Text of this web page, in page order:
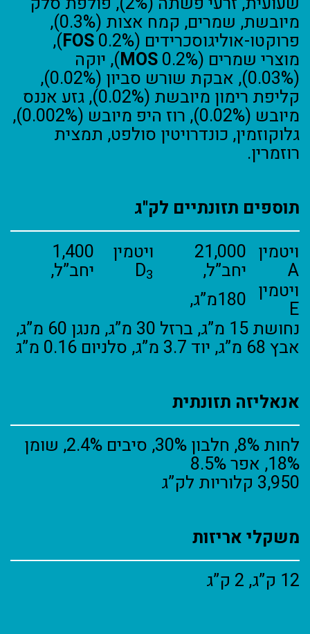
מיובשת, שמרים, קמח אצות (0.3%),
פרוקטו-אוליגוסכרידים ( FOS
0.2%),
מוצרי שמרים ( MOS0.2%), יוקה
(0.03%), אבקת שורש סביון (0.02%),
קליפת רימון מיובשת (0.02%), גזע אננס
מיובש (0.02%), רוז היפ מיובש (0.002%),
גלוקוזמין, כונדרויטין סולפט, תמצית
רוזמרין.
תוספים תזונתיים לק"ג
ויטמין
A
21,000
יחב”ל,
ויטמין
D3
1,400
יחב”ל,
ויטמין
E
180מ”ג,
נחושת 15 מ”ג, ברזל 30 מ”ג, מנגן 60 מ”ג,
אבץ 68 מ”ג, יוד 3.7 מ”ג, סלניום 0.16 מ”ג
אנאליזה תזונתית
לחות 8%, חלבון 30%, סיבים 2.4%, שומן
18%, אפר 8.5%
3,950 קלוריות לק”ג
משקלי אריזות
12 ק”ג, 2 ק”ג